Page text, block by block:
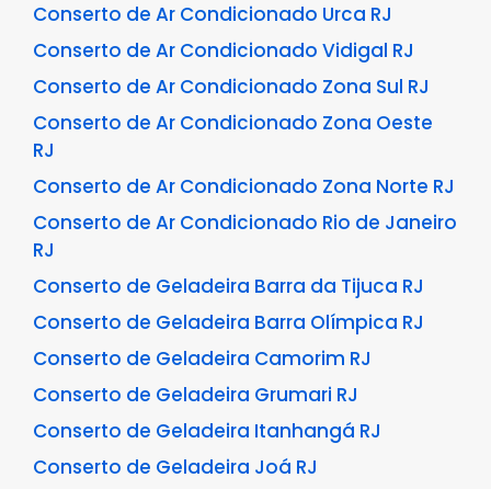
Conserto de Ar Condicionado Urca RJ
Conserto de Ar Condicionado Vidigal RJ
Conserto de Ar Condicionado Zona Sul RJ
Conserto de Ar Condicionado Zona Oeste
RJ
Conserto de Ar Condicionado Zona Norte RJ
Conserto de Ar Condicionado Rio de Janeiro
RJ
Conserto de Geladeira Barra da Tijuca RJ
Conserto de Geladeira Barra Olímpica RJ
Conserto de Geladeira Camorim RJ
Conserto de Geladeira Grumari RJ
Conserto de Geladeira Itanhangá RJ
Conserto de Geladeira Joá RJ